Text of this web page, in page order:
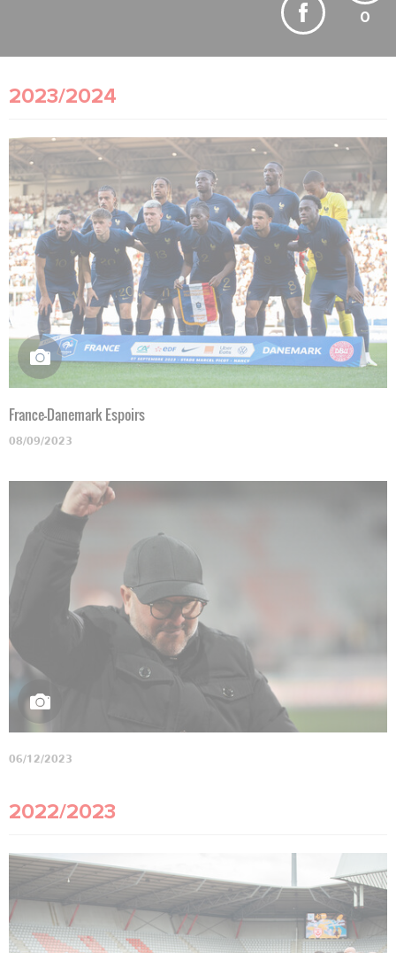
0
2023/2024
France-Danemark Espoirs
08/09/2023
06/12/2023
2022/2023